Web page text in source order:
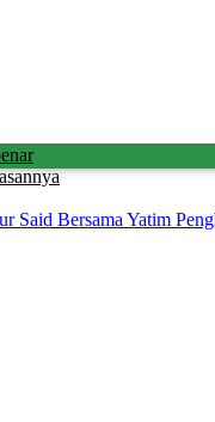
Said Bersama Yatim